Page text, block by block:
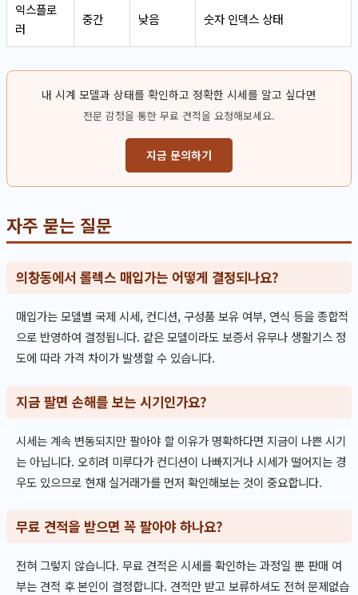
익스플로
러
중간 낮음 숫자 인덱스 상태
내 시계 모델과 상태를 확인하고 정확한 시세를 알고 싶다면
전문 감정을 통한 무료 견적을 요청해보세요.
지금 문의하기
자주 묻는 질문
의창동에서 롤렉스 매입가는 어떻게 결정되나요?
매입가는 모델별 국제 시세, 컨디션, 구성품 보유 여부, 연식 등을 종합적
으로 반영하여 결정됩니다. 같은 모델이라도 보증서 유무나 생활기스 정
도에 따라 가격 차이가 발생할 수 있습니다.
지금 팔면 손해를 보는 시기인가요?
시세는 계속 변동되지만 팔아야 할 이유가 명확하다면 지금이 나쁜 시기
는 아닙니다. 오히려 미루다가 컨디션이 나빠지거나 시세가 떨어지는 경
우도 있으므로 현재 실거래가를 먼저 확인해보는 것이 중요합니다.
무료 견적을 받으면 꼭 팔아야 하나요?
전혀 그렇지 않습니다. 무료 견적은 시세를 확인하는 과정일 뿐 판매 여
부는 견적 후 본인이 결정합니다. 견적만 받고 보류하셔도 전혀 문제없습